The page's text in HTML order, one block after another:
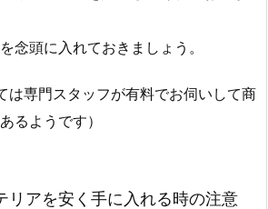
念頭に入れておきましょう。
は専門スタッフが有料でお伺いして商
るようです）
リアを安く手に入れる時の注意